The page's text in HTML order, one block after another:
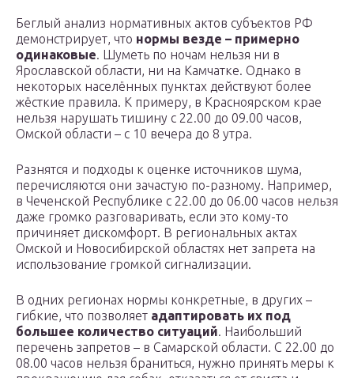
Беглый анализ нормативных актов субъектов РФ
демонстрирует, что нормы везде – примерно
одинаковые. Шуметь по ночам нельзя ни в
Ярославской области, ни на Камчатке. Однако в
некоторых населённых пунктах действуют более
жёсткие правила. К примеру, в Красноярском крае
нельзя нарушать тишину с 22.00 до 09.00 часов,
Омской области – с 10 вечера до 8 утра.
Разнятся и подходы к оценке источников шума,
перечисляются они зачастую по-разному. Например,
в Чеченской Республике с 22.00 до 06.00 часов нельзя
даже громко разговаривать, если это кому-то
причиняет дискомфорт. В региональных актах
Омской и Новосибирской областях нет запрета на
использование громкой сигнализации.
В одних регионах нормы конкретные, в других –
гибкие, что позволяет адаптировать их под
большее количество ситуаций. Наибольший
перечень запретов – в Самарской области. С 22.00 до
08.00 часов нельзя браниться, нужно принять меры к